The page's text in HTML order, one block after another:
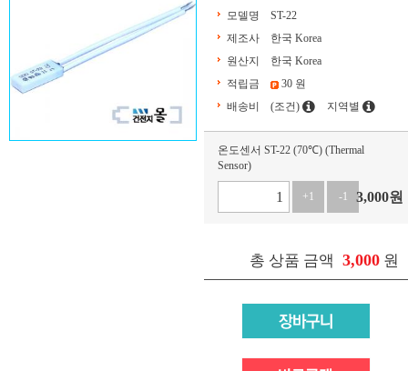
모델명
ST-22
제조사
한국 Korea
원산지
한국 Korea
적립금
30 원
배송비
(조건) 지역별
온도센서 ST-22 (70℃) (Thermal
Sensor)
+1 -1 3,000원
총 상품 금액 3,000 원